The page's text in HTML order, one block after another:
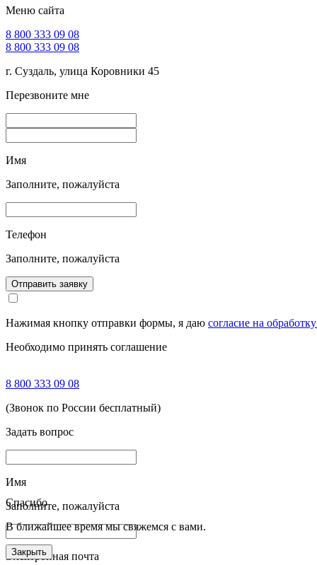
Меню сайта
8 800 333 09 08
8 800 333 09 08
г. Суздаль, улица Коровники 45
Перезвоните мне
Имя
Заполните, пожалуйста
Телефон
Заполните, пожалуйста
Отправить заявку
Нажимая кнопку отправки формы, я даю согласие на
Необходимо принять соглашение
8 800 333 09 08
(Звонок по России бесплатный)
Задать вопрос
Имя
Заполните, пожалуйста
Электронная почта
Спасибо
В ближайшее время мы свяжемся с вами.
Закрыть